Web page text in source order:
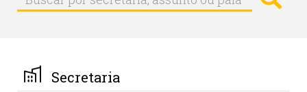
Buscar
por
palavra-
chave
Secretaria